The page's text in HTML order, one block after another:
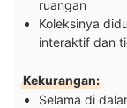
ruangan
Koleksinya
interaktif dan
Kekurangan:
Selama di